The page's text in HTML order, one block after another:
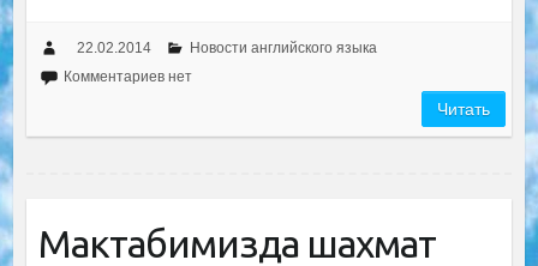
22.02.2014
Новости английского языка
Комментариев нет
Читать
Мактабимизда шахмат